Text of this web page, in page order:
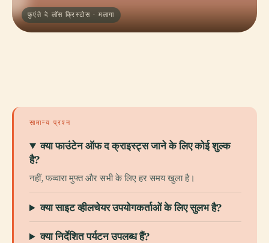
फुएंते दे लॉस क्रिस्टोस · मलागा
सामान्य प्रश्न
क्या फाउंटेन ऑफ द क्राइस्ट्स जाने के लिए कोई शुल्क
है?
नहीं, फव्वारा मुफ्त और सभी के लिए हर समय खुला है।
क्या साइट व्हीलचेयर उपयोगकर्ताओं के लिए सुलभ है?
क्या निर्देशित पर्यटन उपलब्ध हैं?